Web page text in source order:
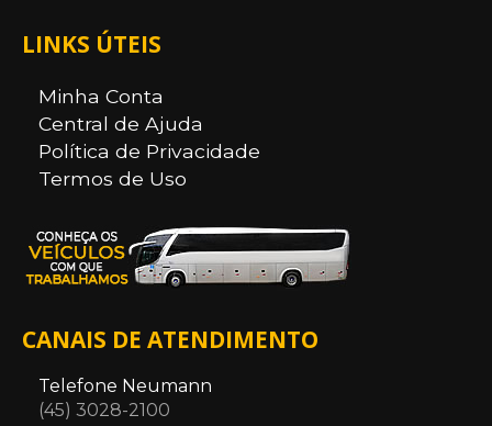
LINKS ÚTEIS
Minha Conta
Central de Ajuda
Política de Privacidade
Termos de Uso
CANAIS DE ATENDIMENTO
Telefone Neumann
(45) 3028-2100